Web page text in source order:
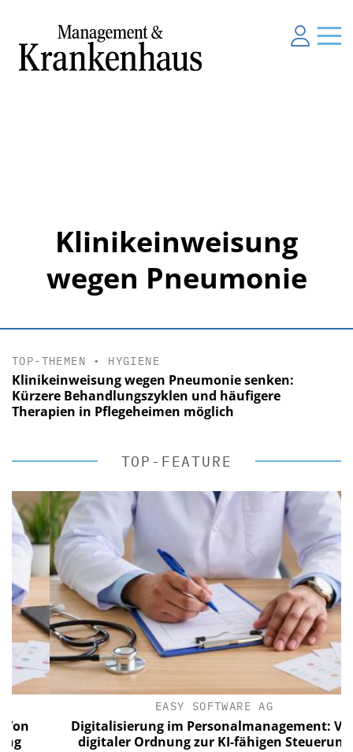
Klinikeinweisung
wegen Pneumonie
TOP-THEMEN • HYGIENE
Klinikeinweisung wegen Pneumonie senken:
Kürzere Behandlungszyklen und häufigere
Therapien in Pflegeheimen möglich
TOP-FEATURE
EASY SOFTWARE AG
Digitalisierung im Personalmanagement: Von
digitaler Ordnung zur KI-fähigen Steuerung